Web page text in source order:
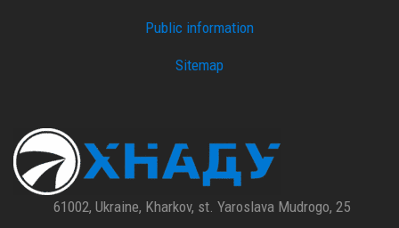
Public information
Sitemap
61002, Ukraine, Kharkov, st. Yaroslava Mudrogo, 25